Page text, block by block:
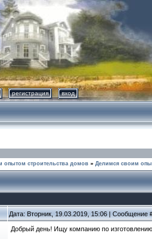
регистрация вход
опытом строительства домов » Делимся своим
Дата: Вторник, 19.03.2019, 15:06 | Сообщение
Добрый день! Ищу компанию по